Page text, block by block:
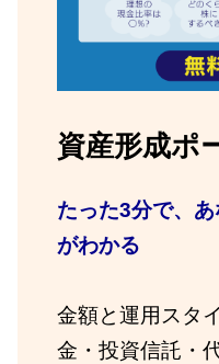
資産形成ポ
たった3分で、
がわかる
金額と運用スタ
金・投資信託・